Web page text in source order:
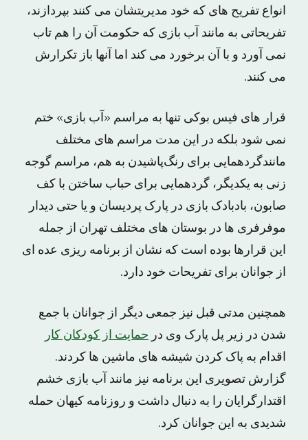
انواع تفریح های که خود مدیریتشان می کنند بپردازند،
تفریحاتی به مانند آب بازی که حکومت آن را هم تاب
نمی آورد و با آن برخورد می کند اما آنها باز تکرارش
می کنند.
قرار های فیس بوکی تنها به مراسم «آب بازی» ختم
نمی شود بلکه در این مدت مراسم های مختلف
مانندگردهمایی برای رنگ‌پاشیدن به هم، مراسم گوجه
زنی به یکدیگر، گردهمایی برای حباب ساختن با کف
صابون، بادبادک بازی در پارک پردیسان و یا حتی دیدار
موفرفری ها در بوستان های مختلف تهران از جمله
این قرارها بوده است که نشان از برنامه ریزی عده ای
از جوانان برای تفریحات خود دارد.
همچنین مدتی قبل نیز جمعی دیگر از جوانان با جمع
شدن در زیر پل پارک وی در حمایت از کودکان کار
اقدام به پاک کردن شیشه های ماشین ها کردند.
گزارش تصویری این برنامه نیز مانند آب بازی خشم
اقتدارگرایان را به دنبال داشت و روزنامه کیهان حمله
شدیدی به این جوانان کرد.